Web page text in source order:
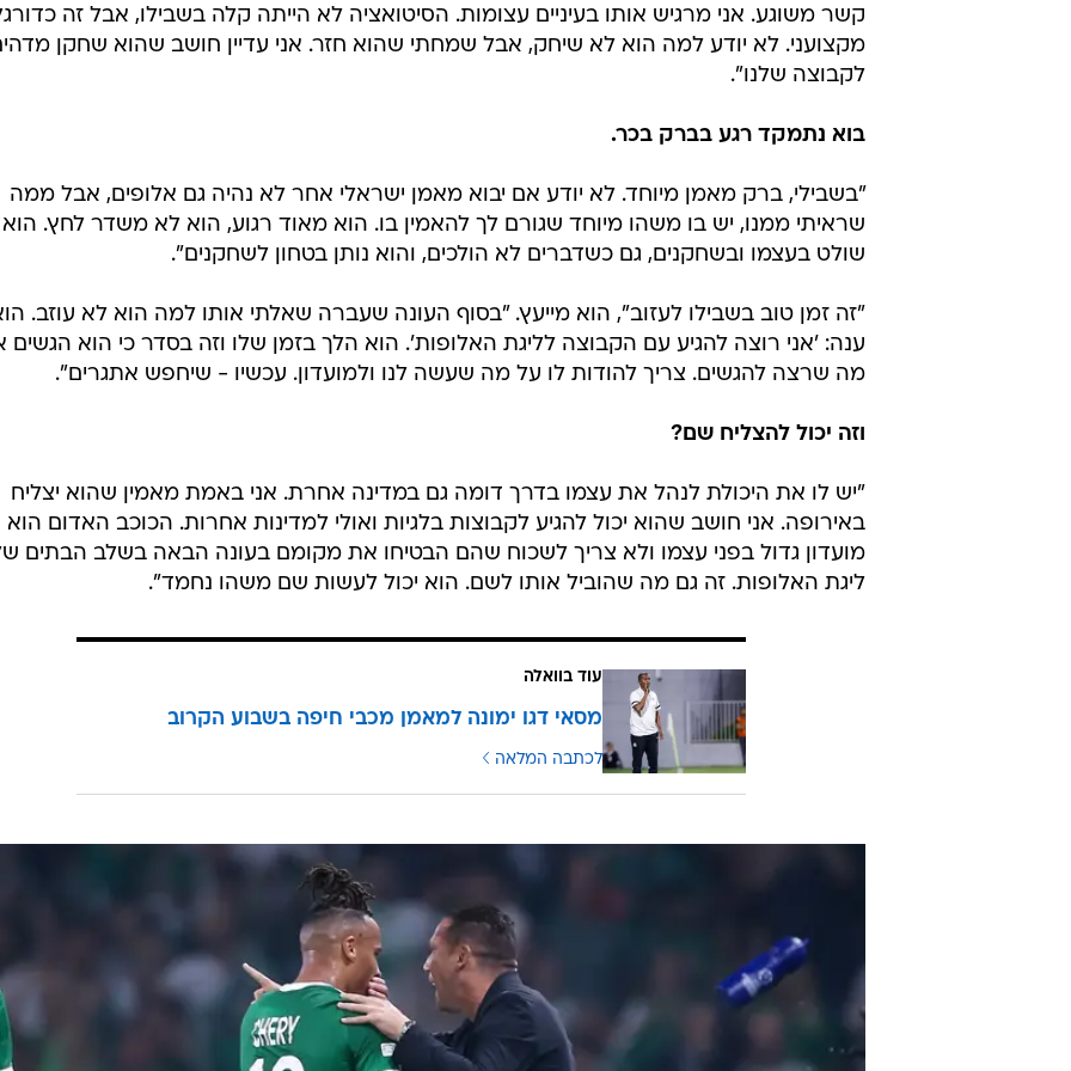
קשר משוגע. אני מרגיש אותו בעיניים עצומות. הסיטואציה לא הייתה קלה בשבילו, אבל זה
מקצועני. לא יודע למה הוא לא שיחק, אבל שמחתי שהוא חזר. אני עדיין חושב שהוא שחקן
לקבוצה שלנו".
בוא נתמקד רגע בברק בכר.
"בשבילי, ברק מאמן מיוחד. לא יודע אם יבוא מאמן ישראלי אחר לא נהיה גם אלופים, אבל ממה
שראיתי ממנו, יש בו משהו מיוחד שגורם לך להאמין בו. הוא מאוד רגוע, הוא לא משדר לחץ. הוא
שולט בעצמו ובשחקנים, גם כשדברים לא הולכים, והוא נותן בטחון לשחקנים".
"זה זמן טוב בשבילו לעזוב", הוא מייעץ. "בסוף העונה שעברה שאלתי אותו למה הוא לא עוזב.
ענה: 'אני רוצה להגיע עם הקבוצה לליגת האלופות'. הוא הלך בזמן שלו וזה בסדר כי הוא הגשים
מה שרצה להגשים. צריך להודות לו על מה שעשה לנו ולמועדון. עכשיו - שיחפש אתגרים".
וזה יכול להצליח שם?
"יש לו את היכולת לנהל את עצמו בדרך דומה גם במדינה אחרת. אני באמת מאמין שהוא יצליח
באירופה. אני חושב שהוא יכול להגיע לקבוצות בלגיות ואולי למדינות אחרות. הכוכב האדום הוא
מועדון גדול בפני עצמו ולא צריך לשכוח שהם הבטיחו את מקומם בעונה הבאה בשלב הבתים
ליגת האלופות. זה גם מה שהוביל אותו לשם. הוא יכול לעשות שם משהו נחמד".
עוד בוואלה
מסאי דגו ימונה למאמן מכבי חיפה בשבוע הקרוב
לכתבה המלאה